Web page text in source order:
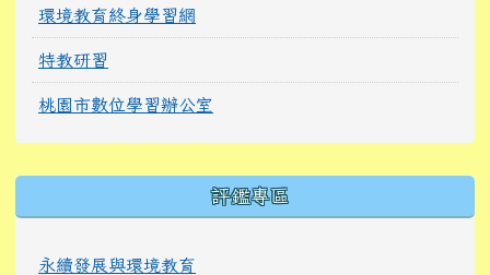
環境教育終身學習網
特教研習
桃園市數位學習辦公室
評鑑專區
永續發展與環境教育